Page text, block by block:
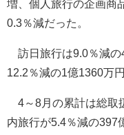
増、個人旅行の企画商
0.3％減だった。
訪日旅行は9.0％減の
12.2％減の1億1360万
4～8月の累計は総取
内旅行が5.4％減の397